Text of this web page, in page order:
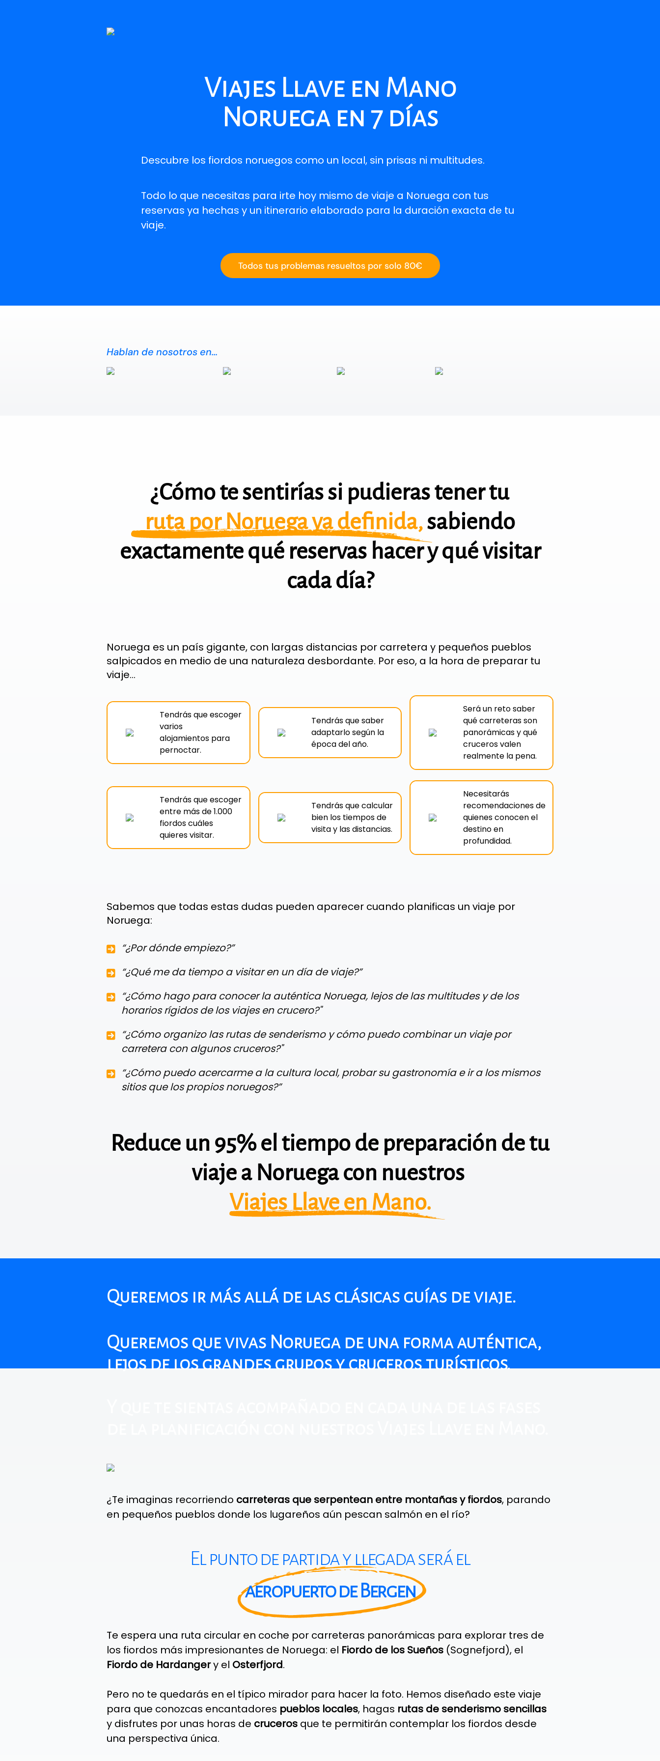
Viajes Llave en Mano
Noruega en 7 días
Descubre los fiordos noruegos como un local, sin prisas ni multitudes.
Todo lo que necesitas para irte hoy mismo de viaje a Noruega con tus
reservas ya hechas y un itinerario elaborado para la duración exacta de tu
viaje.
Todos tus problemas resueltos por solo 80€
Hablan de nosotros en...
¿Cómo te sentirías si pudieras tener tu
ruta por Noruega ya definida,sabiendo
exactamente qué reservas hacer y qué visitar
cada día?
Noruega es un país gigante, con largas distancias por carretera y pequeños pueblos
salpicados en medio de una naturaleza desbordante. Por eso, a la hora de preparar tu
viaje...
Tendrás que escoger
varios
alojamientos para
pernoctar.
Tendrás que saber
adaptarlo según la
época del año.
Será un reto saber
qué carreteras son
panorámicas y qué
cruceros valen
realmente la pena.
Tendrás que escoger
entre más de 1.000
fiordos cuáles
quieres visitar.
Tendrás que calcular
bien los tiempos de
visita y las distancias.
Necesitarás
recomendaciones de
quienes conocen el
destino en
profundidad.
Sabemos que todas estas dudas pueden aparecer cuando planificas un viaje por
Noruega:
“¿Por dónde empiezo?”
“¿Qué me da tiempo a visitar en un día de viaje?”
“¿Cómo hago para conocer la auténtica Noruega, lejos de las multitudes y de los
horarios rígidos de los viajes en crucero?"
“¿Cómo organizo las rutas de senderismo y cómo puedo combinar un viaje por
carretera con algunos cruceros?"
“¿Cómo puedo acercarme a la cultura local, probar su gastronomía e ir a los mismos
sitios que los propios noruegos?”
Reduce un 95% el tiempo de preparación de tu
viaje a Noruega con nuestros
Viajes Llave en Mano.
Queremos ir más allá de las clásicas guías de viaje.
Queremos que vivas Noruega de una forma auténtica,
lejos de los grandes grupos y cruceros turísticos.
¿Te imaginas recorriendo carreteras que serpentean entre montañas y fiordos, parando
en pequeños pueblos donde los lugareños aún pescan salmón en el río?
El punto de partida y llegada será el
aeropuerto de Bergen
Te espera una ruta circular en coche por carreteras panorámicas para explorar tres de
los fiordos más impresionantes de Noruega: el Fiordo de los Sueños (Sognefjord), el
Fiordo de Hardangery el Osterfjord.
Pero no te quedarás en el típico mirador para hacer la foto. Hemos diseñado este viaje
para que conozcas encantadores pueblos locales, hagas rutas de senderismo sencillas
y disfrutes por unas horas de cruceros que te permitirán contemplar los fiordos desde
una perspectiva única.